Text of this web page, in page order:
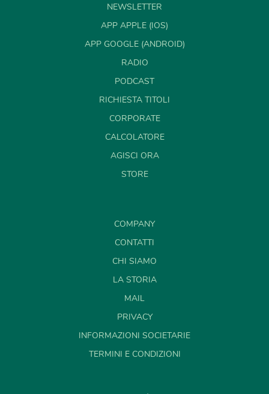
NEWSLETTER
APP APPLE (IOS)
APP GOOGLE (ANDROID)
RADIO
PODCAST
RICHIESTA TITOLI
CORPORATE
CALCOLATORE
AGISCI ORA
STORE
COMPANY
CONTATTI
CHI SIAMO
LA STORIA
MAIL
PRIVACY
INFORMAZIONI SOCIETARIE
TERMINI E CONDIZIONI